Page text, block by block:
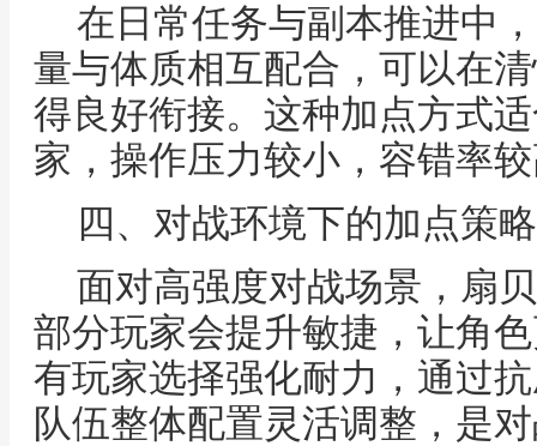
在日常任务与副本推进中
量与体质相互配合，可以在
得良好衔接。这种加点方式
家，操作压力较小，容错率
四、对战环境下的加点策略
面对高强度对战场景，扇
部分玩家会提升敏捷，让角
有玩家选择强化耐力，通过
队伍整体配置灵活调整，是